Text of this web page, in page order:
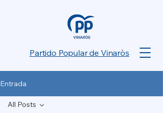
Partido Popular de Vinaròs
Entrada
All Posts